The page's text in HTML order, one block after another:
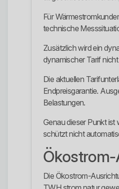
Für
technische
Zusätzlich wird ein
dynamischer Tarif
Die aktuellen
Endpreisgarantie.
Belastungen.
Genau dieser Punkt ist
schützt nicht
Die Ökostrom-